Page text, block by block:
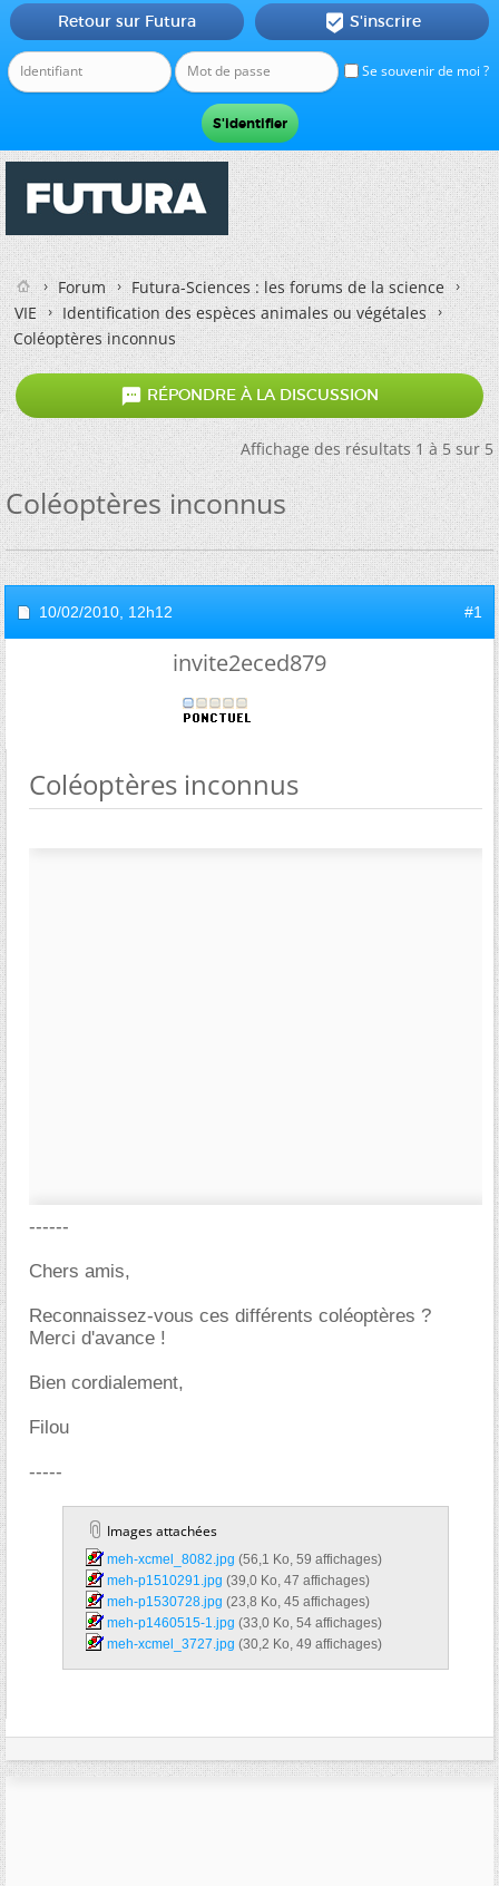
Se souvenir de moi ?
Retour sur Futura  S'inscrire
Forum
Futura-Sciences : les forums de la science
VIE
Identification des espèces animales ou végétales
Coléoptères inconnus
 RÉPONDRE À LA DISCUSSION
Affichage des résultats 1 à 5 sur 5
Coléoptères inconnus
10/02/2010, 12h12 #1
invite2eced879
Coléoptères inconnus
------
Chers amis,
Reconnaissez-vous ces différents coléoptères ?
Merci d'avance !
Bien cordialement,
Filou
-----
Images attachées
meh-xcmel_8082.jpg‎ (56,1 Ko, 59 affichages)
meh-p1510291.jpg‎ (39,0 Ko, 47 affichages)
meh-p1530728.jpg‎ (23,8 Ko, 45 affichages)
meh-p1460515-1.jpg‎ (33,0 Ko, 54 affichages)
meh-xcmel_3727.jpg‎ (30,2 Ko, 49 affichages)